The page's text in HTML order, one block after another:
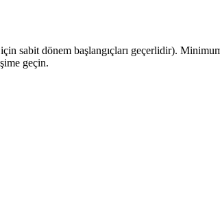
sabit dönem başlangıçları geçerlidir).
geçin.